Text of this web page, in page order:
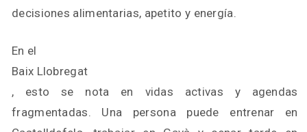
decisiones alimentarias, apetito y energía.
En el
Baix Llobregat
, esto se nota en vidas activas y agendas
fragmentadas. Una persona puede entrenar en